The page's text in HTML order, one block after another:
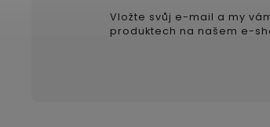
Vložte svůj e-mail a my
produktech na našem e-